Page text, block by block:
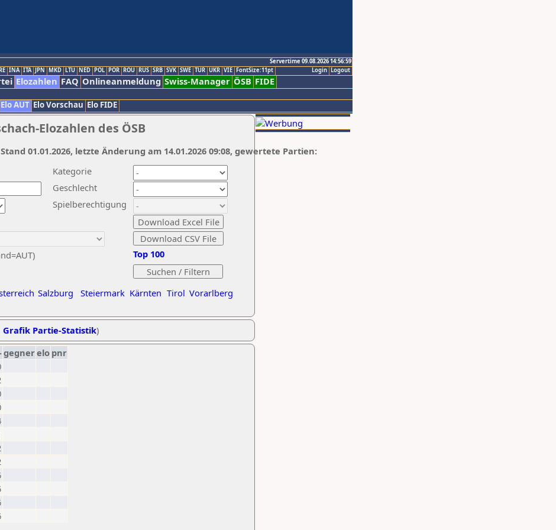
Servertime 09.08.2026 14:56:59
Logout
Login
INA ITA JPN MKD LTU NED POL POR ROU RUS SRB SVK SWE TUR UKR VIE FontSize:11pt
Elozahlen FAQ Onlineanmeldung Swiss-Manager ÖSB FIDE
Elo AUT Elo Vorschau Elo FIDE
Elozahlen des ÖSB
Kategorie
Geschlecht
Spielberechtigung
Salzburg Steiermark Kärnten Tirol Vorarlberg
Top 100
01.01.2026, letzte Änderung am 14.01.2026 09:08, gewertete Partien:
Grafik Partie-Statistik)
gegnerelo pnr